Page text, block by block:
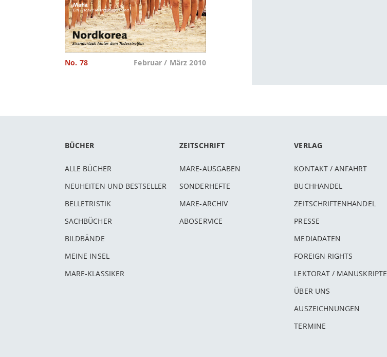
No. 78 Februar / März 2010
BÜCHER
ALLE BÜCHER
NEUHEITEN UND BESTSELLER
BELLETRISTIK
SACHBÜCHER
BILDBÄNDE
MEINE INSEL
MARE-KLASSIKER
ZEITSCHRIFT
MARE-AUSGABEN
SONDERHEFTE
MARE-ARCHIV
ABOSERVICE
VERLAG
KONTAKT / ANFAHRT
BUCHHANDEL
ZEITSCHRIFTENHANDEL
PRESSE
MEDIADATEN
FOREIGN RIGHTS
LEKTORAT / MANUSKRIPTE
ÜBER UNS
AUSZEICHNUNGEN
TERMINE